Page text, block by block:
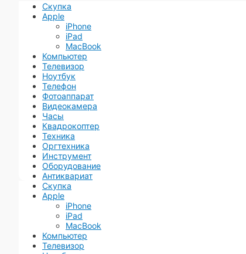
Скупка
Apple
iPhone
iPad
MacBook
Компьютер
Телевизор
Ноутбук
Телефон
Фотоаппарат
Видеокамера
Часы
Квадрокоптер
Техника
Оргтехника
Инструмент
Оборудование
Антиквариат
Скупка
Apple
iPhone
iPad
MacBook
Компьютер
Телевизор